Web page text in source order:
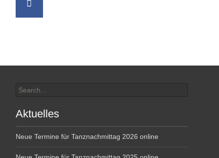
for:
Aktuelles
Neue Termine für Tanznachmittag 2026 online